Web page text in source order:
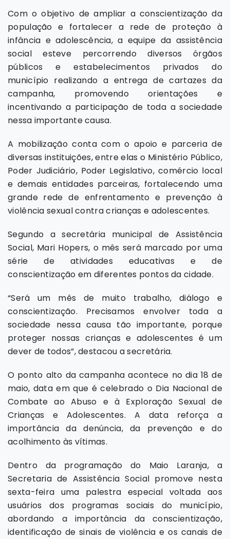
Com o objetivo de ampliar a conscientização da
população e fortalecer a rede de proteção à
infância e adolescência, a equipe da assistência
social esteve percorrendo diversos órgãos
públicos e estabelecimentos privados do
município realizando a entrega de cartazes da
campanha, promovendo orientações e
incentivando a participação de toda a sociedade
nessa importante causa.
A mobilização conta com o apoio e parceria de
diversas instituições, entre elas o Ministério Público,
Poder Judiciário, Poder Legislativo, comércio local
e demais entidades parceiras, fortalecendo uma
grande rede de enfrentamento e prevenção à
violência sexual contra crianças e adolescentes.
Segundo a secretária municipal de Assistência
Social, Mari Hopers, o mês será marcado por uma
série de atividades educativas e de
conscientização em diferentes pontos da cidade.
“Será um mês de muito trabalho, diálogo e
conscientização. Precisamos envolver toda a
sociedade nessa causa tão importante, porque
proteger nossas crianças e adolescentes é um
dever de todos”, destacou a secretária.
O ponto alto da campanha acontece no dia 18 de
maio, data em que é celebrado o Dia Nacional de
Combate ao Abuso e à Exploração Sexual de
Crianças e Adolescentes. A data reforça a
importância da denúncia, da prevenção e do
acolhimento às vítimas.
Dentro da programação do Maio Laranja, a
Secretaria de Assistência Social promove nesta
sexta-feira uma palestra especial voltada aos
usuários dos programas sociais do município,
abordando a importância da conscientização,
identificação de sinais de violência e os canais de